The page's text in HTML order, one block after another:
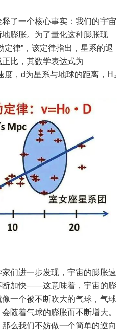
了一个核心事实：我们的宇宙
膨胀。为了量化这种膨胀现
定律”，该定律指出，星系的退
比，其数学表达式为
度，d为星系与地球的距离，H₀
们进一步发现，宇宙的膨胀速
断加快——这意味着，宇宙的膨
一个被不断吹大的气球，气球
随着气球的膨胀而不断增大。
么我们不妨做一个简单的逆向